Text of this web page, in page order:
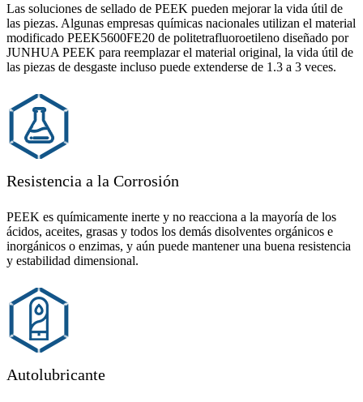
Las soluciones de sellado de PEEK pueden mejorar la vida útil de
las piezas. Algunas empresas químicas nacionales utilizan el material
modificado PEEK5600FE20 de politetrafluoroetileno diseñado por
JUNHUA PEEK para reemplazar el material original, la vida útil de
las piezas de desgaste incluso puede extenderse de 1.3 a 3 veces.
Resistencia a la Corrosión
PEEK es químicamente inerte y no reacciona a la mayoría de los
ácidos, aceites, grasas y todos los demás disolventes orgánicos e
inorgánicos o enzimas, y aún puede mantener una buena resistencia
y estabilidad dimensional.
Autolubricante